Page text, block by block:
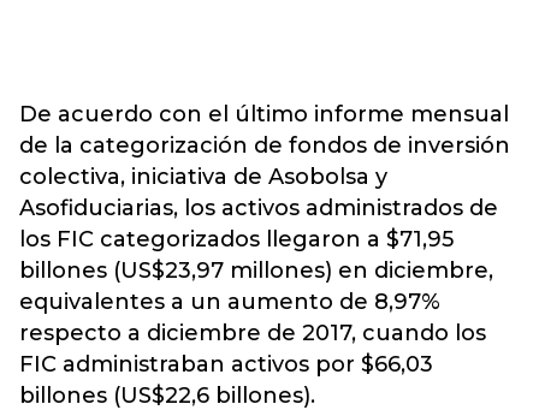
De acuerdo con el último informe mensual
de la categorización de fondos de inversión
colectiva, iniciativa de Asobolsa y
Asofiduciarias, los activos administrados de
los FIC categorizados llegaron a $71,95
billones (US$23,97 millones) en diciembre,
equivalentes a un aumento de 8,97%
respecto a diciembre de 2017, cuando los
FIC administraban activos por $66,03
billones (US$22,6 billones).